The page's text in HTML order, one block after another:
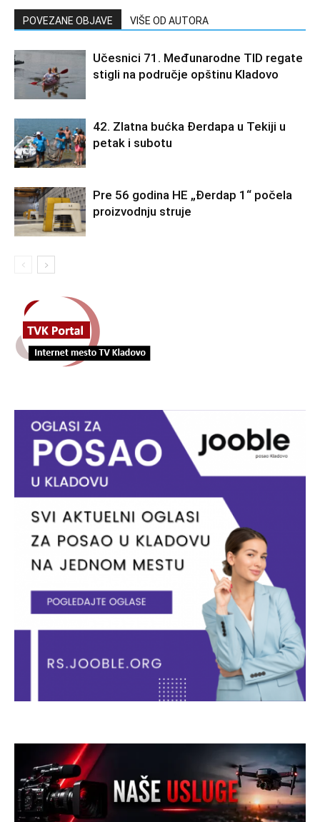
POVEZANE OBJAVE VIŠE OD AUTORA
Učesnici 71. Međunarodne TID regate
stigli na područje opštinu Kladovo
42. Zlatna bućka Đerdapa u Tekiji u
petak i subotu
Pre 56 godina HE „Đerdap 1“ počela
proizvodnju struje